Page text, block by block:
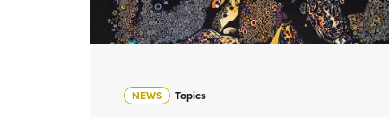
NEWS Topics